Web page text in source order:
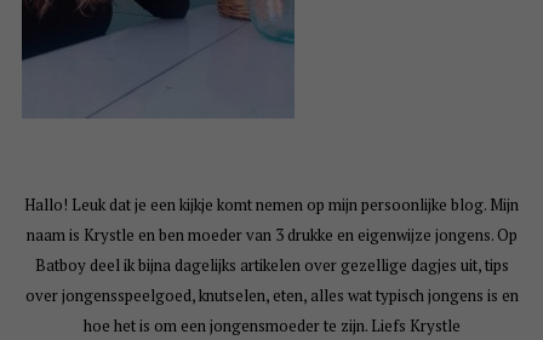
Hallo! Leuk dat je een kijkje komt nemen op mijn persoonlijke blog. Mijn
naam is Krystle en ben moeder van 3 drukke en eigenwijze jongens. Op
Batboy deel ik bijna dagelijks artikelen over gezellige dagjes uit, tips
over jongensspeelgoed, knutselen, eten, alles wat typisch jongens is en
hoe het is om een jongensmoeder te zijn. Liefs Krystle